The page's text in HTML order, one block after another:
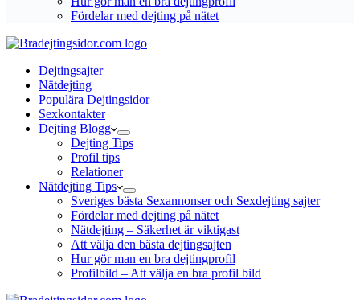
Fördelar med dejting på nätet
Dejtingsajter
Nätdejting
Populära Dejtingsidor
Sexkontakter
Dejting Blogg
Dejting Tips
Profil tips
Relationer
Nätdejting Tips
Sveriges bästa Sexannonser och Sexdejting sajter
Fördelar med dejting på nätet
Nätdejting – Säkerhet är viktigast
Att välja den bästa dejtingsajten
Hur gör man en bra dejtingprofil
Profilbild – Att välja en bra profil bild